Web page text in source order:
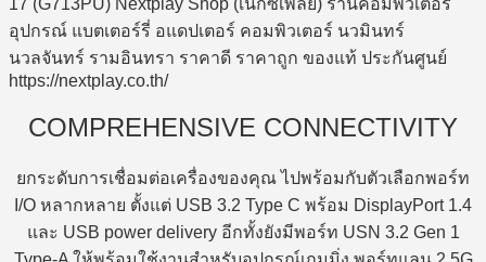
COMPREHENSIVE CONNECTIVITY
ยกระดับการเชื่อมต่อเครื่องของคุณ ไปพร้อมกับตัวเลือกพอร์ท
I/O หลากหลาย ตั้งแต่ USB 3.2 Type C พร้อม DisplayPort 1.4
และ USB power delivery อีกทั้งยังมีพอร์ท USN 3.2 Gen 1